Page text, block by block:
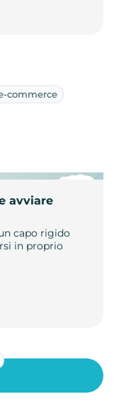
commerce
avviare
capo rigido
in proprio